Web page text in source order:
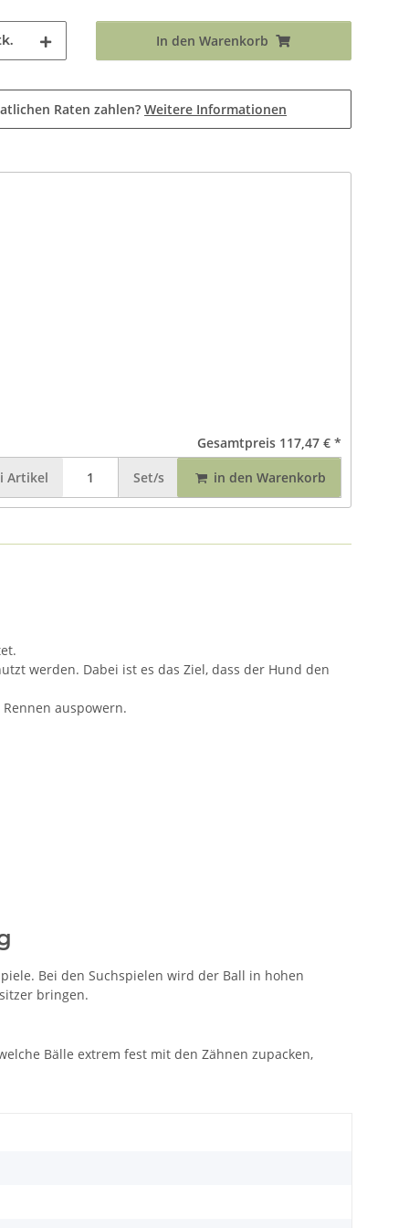
In den Warenkorb
Raten zahlen? Weitere Informationen
Gesamtpreis 117,47 € *
Artikel Set/s in den Warenkorb
werden. Dabei ist es das Ziel, dass der Hund den
auspowern.
Bei den Suchspielen wird der Ball in hohen
bringen.
Bälle extrem fest mit den Zähnen zupacken,